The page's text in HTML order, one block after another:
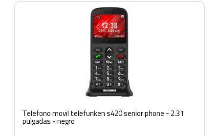
Telefono movil telefunken s420 senior phone - 2.31
pulgadas - negro